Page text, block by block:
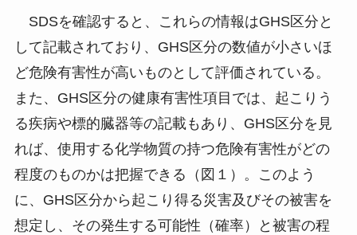
SDSを確認すると、これらの情報はGHS区分と
して記載されており、GHS区分の数値が小さいほ
ど危険有害性が高いものとして評価されている。
また、GHS区分の健康有害性項目では、起こりう
る疾病や標的臓器等の記載もあり、GHS区分を見
れば、使用する化学物質の持つ危険有害性がどの
程度のものかは把握できる（図１）。このよう
に、GHS区分から起こり得る災害及びその被害を
想定し、その発生する可能性（確率）と被害の程